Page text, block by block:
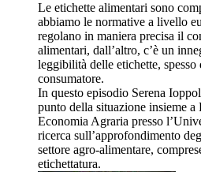
Le etichette alimentari sono
abbiamo le normative a livello
regolano in maniera precisa il
alimentari, dall’altro, c’è un
leggibilità delle etichette,
consumatore.
In questo episodio Serena
punto della situazione insieme
Economia Agraria presso
ricerca sull’approfondimento
settore agro-alimentare,
etichettatura.